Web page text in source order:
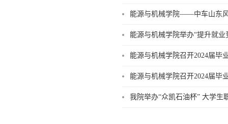
能源与机械学院——中车山东
能源与机械学院举办“提升就
能源与机械学院召开2024届毕
能源与机械学院召开2024届毕
我院举办“众凯石油杯” 大学生